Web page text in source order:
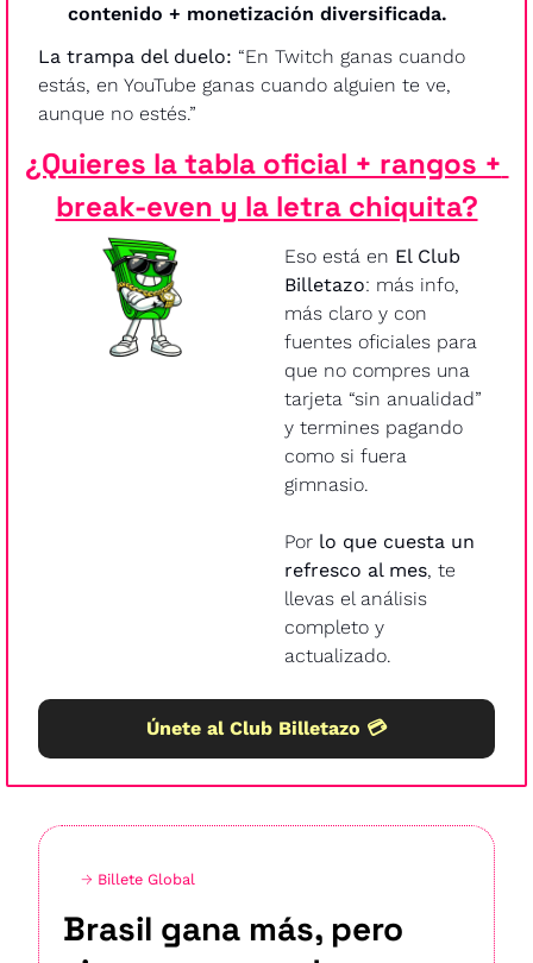
contenido + monetización diversificada.
La trampa del duelo: “En Twitch ganas cuando
estás, en YouTube ganas cuando alguien te ve,
aunque no estés.”
¿Quieres la tabla oficial + rangos +
break-even y la letra chiquita?
Eso está en El Club
Billetazo: más info,
más claro y con
fuentes oficiales para
que no compres una
tarjeta “sin anualidad”
y termines pagando
como si fuera
gimnasio.
Por lo que cuesta un
refresco al mes, te
llevas el análisis
completo y
actualizado.
Únete al Club Billetazo 💳
→ Billete Global
Brasil gana más, pero